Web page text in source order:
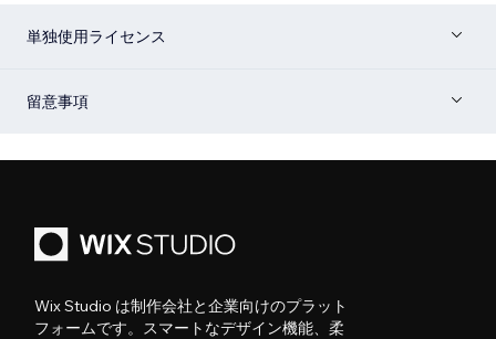
単独使用ライセンス
留意事項
Wix Studio は制作会社と企業向けのプラット
フォームです。スマートなデザイン機能、柔